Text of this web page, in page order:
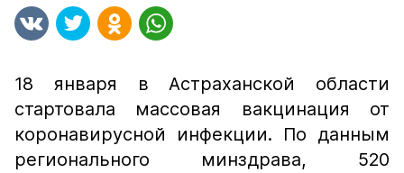
18 января в Астраханской области
стартовала массовая вакцинация от
коронавирусной инфекции. По данным
регионального минздрава, 520